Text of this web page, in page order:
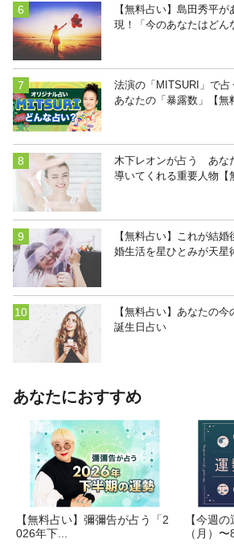
【無料占い】島田秀平
現！「今のあなたはどん
法演の「MITSURI」で
あなたの「暴露数」【無
木下レオンが占う あな
導いてくれる重要人物【
【無料占い】これが結
婚生活を星ひとみが天星
【無料占い】あなたの
誕生日占い
あなたにおすすめ
【無料占い】彌彌告が占う「2
026年下...
【今週
（月）〜